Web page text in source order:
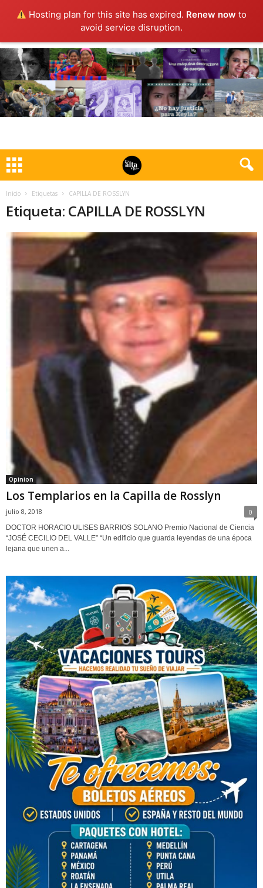
Hosting plan for this site has expired. Renew now to
avoid service disruption.
Inicio Etiquetas CAPILLA DE ROSSLYN
Etiqueta: CAPILLA DE ROSSLYN
Opinion
Los Templarios en la Capilla de Rosslyn
julio 8, 2018 0
DOCTOR HORACIO ULISES BARRIOS SOLANO Premio Nacional de Ciencia
“JOSÉ CECILIO DEL VALLE” “Un edificio que guarda leyendas de una época
lejana que unen a...